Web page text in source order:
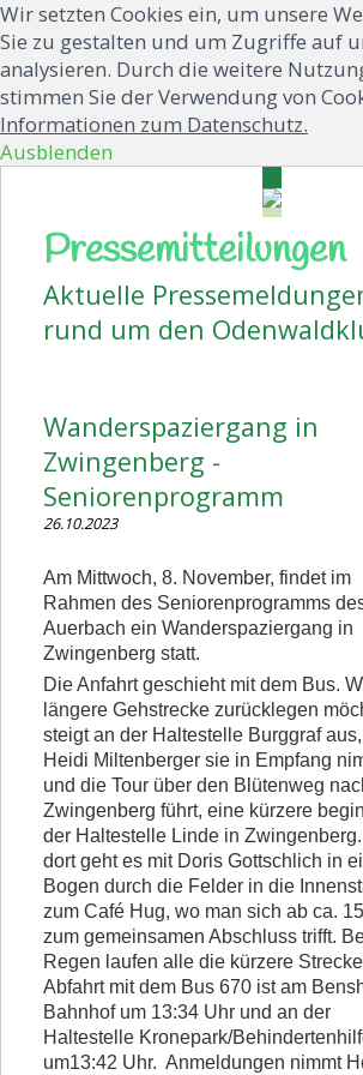
Wir setzten Cookies ein, um unsere
Sie zu gestalten und um Zugriffe auf
analysieren. Durch die weitere
stimmen Sie der Verwendung von
Informationen zum Datenschutz.
Ausblenden
Startseite
Aktuelles
Pressemitteilungen
Wanderplan
Veranstaltungen
Bildergalerien
Vorstand
Kontakt
Beitrittserklärung
Pressemitteilungen
Aktuelle
rund um den
Wanderspaziergang in
Zwingenberg -
Seniorenprogramm
26.10.2023
Am Mittwoch, 8. November, findet im
Rahmen des Seniorenprogramms
Auerbach ein Wanderspaziergang in
Zwingenberg statt.
Die Anfahrt geschieht mit dem Bus.
längere Gehstrecke zurücklegen
steigt an der Haltestelle Burggraf
Heidi Miltenberger sie in Empfang
und die Tour über den Blütenweg
Zwingenberg führt, eine kürzere
der Haltestelle Linde in
dort geht es mit Doris Gottschlich in
Bogen durch die Felder in die
zum Café Hug, wo man sich ab ca.
zum gemeinsamen Abschluss trifft.
Regen laufen alle die kürzere
Abfahrt mit dem Bus 670 ist am
Bahnhof um 13:34 Uhr und an der
Haltestelle Kronepark/
um13:42 Uhr. Anmeldungen nimmt